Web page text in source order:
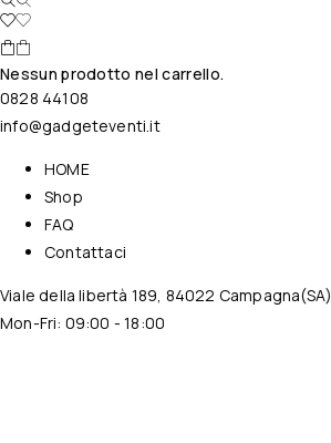
Nessun prodotto nel carrello.
0828 44108
info@gadgeteventi.it
HOME
Shop
FAQ
Contattaci
Viale della libertà 189, 84022 Campagna(SA)
Mon-Fri: 09:00 - 18:00